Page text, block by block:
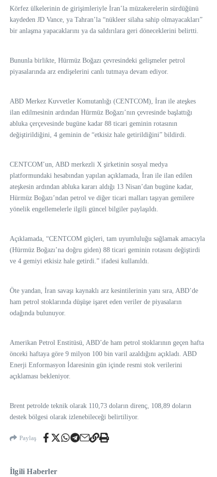
Körfez ülkelerinin de girişimleriyle İran’la müzakerelerin sürdüğünü
kaydeden JD Vance, ya Tahran’la “nükleer silaha sahip olmayacakları”
bir anlaşma yapacaklarını ya da saldırılara geri döneceklerini belirtti.
Bununla birlikte, Hürmüz Boğazı çevresindeki gelişmeler petrol
piyasalarında arz endişelerini canlı tutmaya devam ediyor.
ABD Merkez Kuvvetler Komutanlığı (CENTCOM), İran ile ateşkes
ilan edilmesinin ardından Hürmüz Boğazı’nın çevresinde başlattığı
abluka çerçevesinde bugüne kadar 88 ticari geminin rotasının
değiştirildiğini, 4 geminin de “etkisiz hale getirildiğini” bildirdi.
CENTCOM’un, ABD merkezli X şirketinin sosyal medya
platformundaki hesabından yapılan açıklamada, İran ile ilan edilen
ateşkesin ardından abluka kararı aldığı 13 Nisan’dan bugüne kadar,
Hürmüz Boğazı’ndan petrol ve diğer ticari malları taşıyan gemilere
yönelik engellemelerle ilgili güncel bilgiler paylaşıldı.
Açıklamada, “CENTCOM güçleri, tam uyumluluğu sağlamak amacıyla
(Hürmüz Boğazı’na doğru giden) 88 ticari geminin rotasını değiştirdi
ve 4 gemiyi etkisiz hale getirdi.” ifadesi kullanıldı.
Öte yandan, İran savaşı kaynaklı arz kesintilerinin yanı sıra, ABD’de
ham petrol stoklarında düşüşe işaret eden veriler de piyasaların
odağında bulunuyor.
Amerikan Petrol Enstitüsü, ABD’de ham petrol stoklarının geçen hafta
önceki haftaya göre 9 milyon 100 bin varil azaldığını açıkladı. ABD
Enerji Enformasyon İdaresinin gün içinde resmi stok verilerini
açıklaması bekleniyor.
Brent petrolde teknik olarak 110,73 doların direnç, 108,89 doların
destek bölgesi olarak izlenebileceği belirtiliyor.
Paylaş
İlgili Haberler